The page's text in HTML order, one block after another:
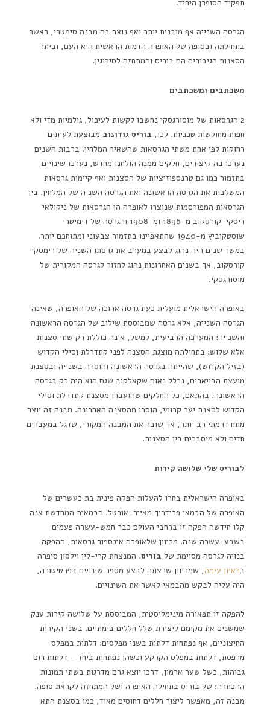
תפקיד הסופרן היחיד.
הגרסה השנייה אף מובנית יותר ואף נוצר בה מבנה סימטרי, כאשר
בתחילתה ובסופה של האופרה הדמות הראשית היא העם, וביתר
הסצנות הגיבורים הם בוריס והמתחזה לסירוגין.
משכתבים ומשכתבים
2 הגרסאות של מוסורגסקי נחשבו לקשות לעיכול, גולמיות מדי ולא
חפות מחולשות טכניות. לכן, בוריס גודונוב מבוצעת לעיתים
רחוקות לפי אחת משתי הגרסאות שהשאיר המלחין. ברבות השנים
נערכו בה קיצורים, חלקים ממנה הולחנו מחדש, נערכו שינויים
בתזמור כמו גם טרנספוזיציות של הסצנות ואף קיימות גרסאות
המשלבות את הגרסה הראשונה ואת הגרסה השניה של המלחין. בין
הגרסאות המפורסמות שנוצרו לאופרה הן הגרסאות של ניקולאי
ריסקי-קורסקוב מ-1896 ומ-1908 והגרסה של דימיטרי
שוסטקוביץ מ-1940 שהתאפיינו בתזמור צבעוני ומתוחכם יותר.
במשך שנים היה נהוג לבצע במערב את גרסתו השניה של רימסקי
קורסקוב, אך בשנים האחרונות נהוג לחזור לגרסה המקורית של
מוסורגסקי.
באופרה הישראלית מועלית כעת גרסה ארוכה של האופרה, שאינה
הגרסה השנייה, אלא גרסה שמבוססת שילוב של הגרסה הראשונה
והשנייה: המערכה הרביעית, למשל, אינה כוללת רק שתי סצנות
אלא שלוש: בתחילתה מוצגת הסצנה לפני קתדרלת וסילי הקדוש
(בזיל הקדוש), שהייתה בגרסה הראשונה והוסרה בשנייה ובסצנת
מועצת הבויארים, נכלל נאום שקאלקוב שגם הוא היה רק בגרסה
הראשונה. בהתאם, כל החלקים שהועברו מסצנת קתדרלת וסילי
הקדוש לסצנת יער קרומי, הוסרו מהסצנה האחרונה. מבנה זה יוצר
מתח דרמתי רב יותר, אך שובר את המבנה המקורי, שדגל במעברים
חדים ולא מוסברים בין הסצנות.
לבוריס שלי שלושה קירות
באופרה הישראלית בחרו להעלות הפקה פינית בת כעשרים של
האופרה של הבמאי פרידריך מאייר-אורטל. הבמאית המחדשת אנה
קלו חידשה הפקה זו ברחבי העולם כבר חמש-עשרה פעמים
בשבע-עשרה שנה. מכיוון שלאופרה אינספור גרסאות, ההפקה
בנויה לגרסה מסוימת של בוריס. המנצחת קרי-לין וילסון סיפרה
בראיון עימה, שמכיוון שרצתה לבצע מספר שינויים בפרטיטורה,
היה עליה לבקש מהבמאי לאשר את השינויים.
להפקה זו תפאורה מינימליסטית, המבוססת על שלושה קירות ענק
שמשנים את מקומם ליצירת שלל חללים בימתיים. בשני הקירות
החיצוניים, אף נפתחות דלתות בשני מפלסים: דלתות במפלס
מרפסת, דלתות במפלס הקרקע וכשהן נפתחות ביחד – דלתות רום
גבוהות, כשל שער ארמון, דרכו יוצא גרם מדרגות בשתי תמונות
ההכתרה: של בוריס בתחילה האופרה ושל המתחזה לקראת סופה.
מבנה זה, מאפשר ליצור חללים דחוסים מאוד, כמו בסצנת התא